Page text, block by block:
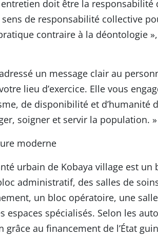
doit être la responsabilité
de responsabilité collective
contraire à la déontologie
un message clair au
lieu d’exercice. Elle vous
de disponibilité et d’humanité
soigner et servir la population. »
moderne
urbain de Kobaya village est un
administratif, des salles de
un bloc opératoire, une
espaces spécialisés. Selon les
grâce au financement de l’État